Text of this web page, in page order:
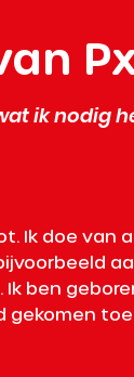
ik nodig
Ik doe van
ben
gekomen